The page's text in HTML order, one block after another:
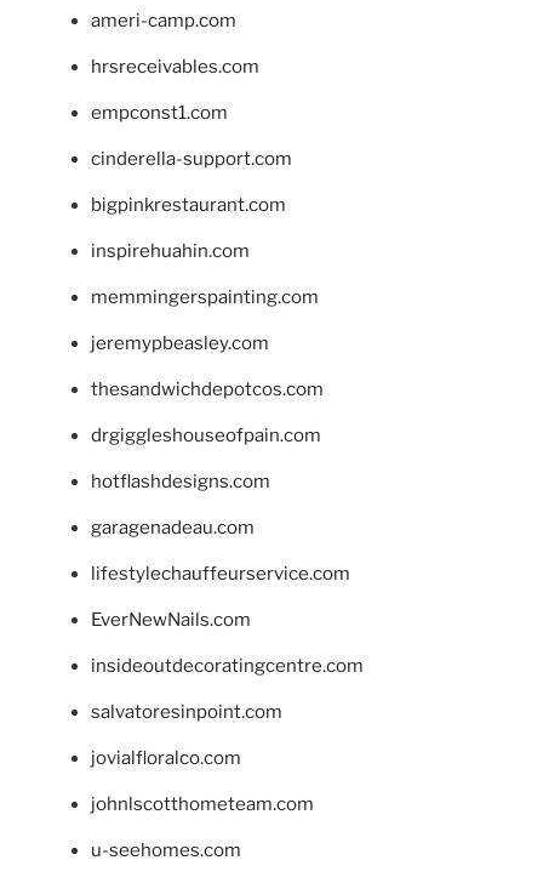
ameri-camp.com
hrsreceivables.com
empconst1.com
cinderella-support.com
bigpinkrestaurant.com
inspirehuahin.com
memmingerspainting.com
jeremypbeasley.com
thesandwichdepotcos.com
drgiggleshouseofpain.com
hotflashdesigns.com
garagenadeau.com
lifestylechauffeurservice.com
EverNewNails.com
insideoutdecoratingcentre.com
salvatoresinpoint.com
jovialfloralco.com
johnlscotthometeam.com
u-seehomes.com